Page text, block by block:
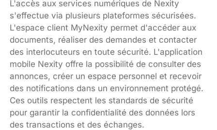
L'accès aux services numériques de Nexity
s'effectue via plusieurs plateformes sécurisées.
L'espace client MyNexity permet d'accéder aux
documents, réaliser des demandes et contacter
des interlocuteurs en toute sécurité. L'application
mobile Nexity offre la possibilité de consulter des
annonces, créer un espace personnel et recevoir
des notifications dans un environnement protégé.
Ces outils respectent les standards de sécurité
pour garantir la confidentialité des données lors
des transactions et des échanges.